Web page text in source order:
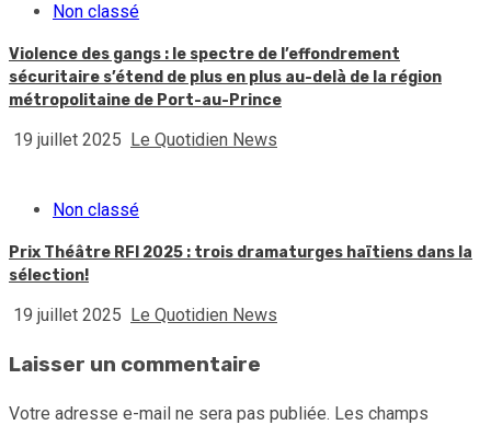
Non classé
Violence des gangs : le spectre de l’effondrement
sécuritaire s’étend de plus en plus au-delà de la région
métropolitaine de Port-au-Prince
19 juillet 2025 Le Quotidien News
Non classé
Prix Théâtre RFI 2025 : trois dramaturges haïtiens dans la
sélection!
19 juillet 2025 Le Quotidien News
Laisser un commentaire
Votre adresse e-mail ne sera pas publiée. Les champs